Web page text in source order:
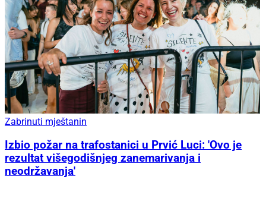
Zabrinuti mještanin
Izbio požar na trafostanici u Prvić Luci: 'Ovo je
rezultat višegodišnjeg zanemarivanja i
neodržavanja'